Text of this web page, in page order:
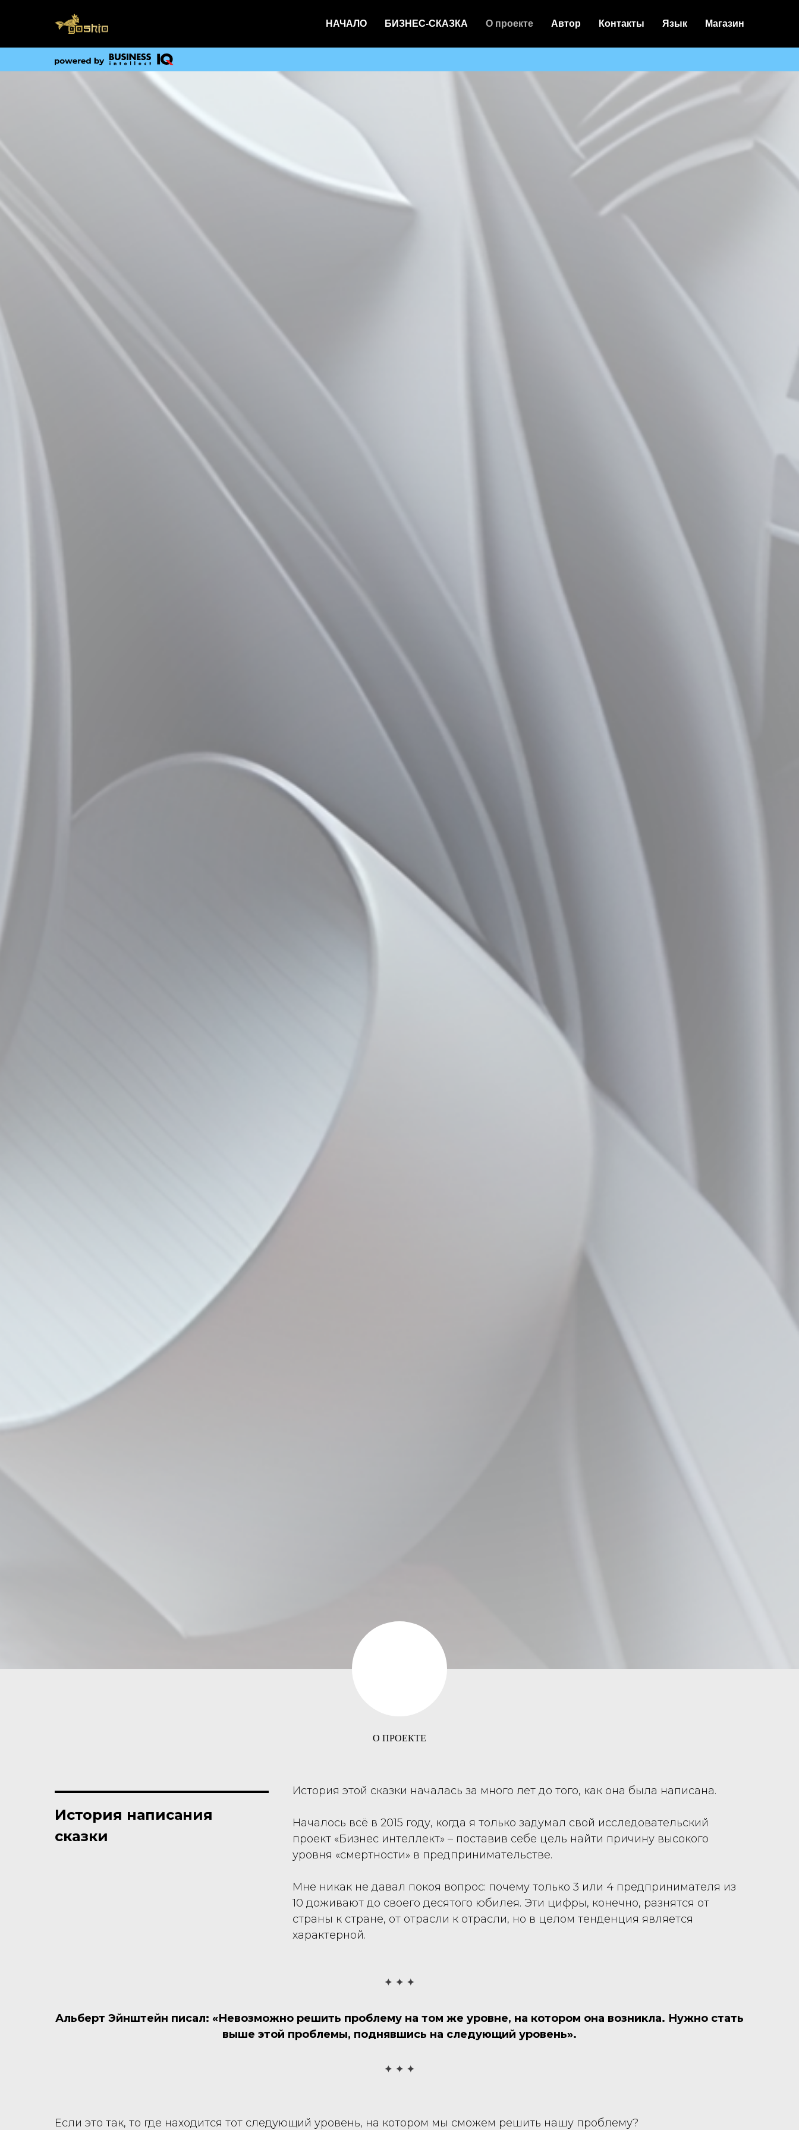
НАЧАЛО БИЗНЕС-СКАЗКА О проекте Автор Контакты Язык Магазин
О ПРОЕКТЕ
История написания
сказки
История этой сказки началась за много лет до того, как она была написана.
Началось всё в 2015 году, когда я только задумал свой исследовательский
проект «Бизнес интеллект» – поставив себе цель найти причину высокого
уровня «смертности» в предпринимательстве.
Мне никак не давал покоя вопрос: почему только 3 или 4 предпринимателя из
10 доживают до своего десятого юбилея. Эти цифры, конечно, разнятся от
страны к стране, от отрасли к отрасли, но в целом тенденция является
характерной.
Альберт Эйнштейн писал: «Невозможно решить проблему на том же уровне, на котором она возникла. Нужно стать
выше этой проблемы, поднявшись на следующий уровень».
Если это так, то где находится тот следующий уровень, на котором мы сможем решить нашу проблему?